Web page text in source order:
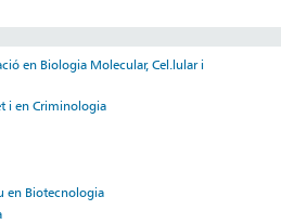
en Biologia Molecular, Cel.lular i
i en Criminologia
en Biotecnologia